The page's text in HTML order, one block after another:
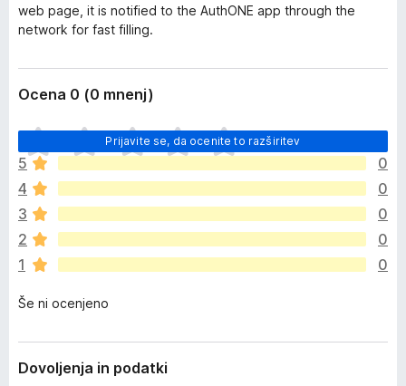
web page, it is notified to the AuthONE app through the
network for fast filling.
Ocena 0 (0 mnenj)
Prijavite se, da ocenite to razširitev
Š
e
n
i
o
c
e
n
e
o
5
0
4
0
3
0
2
0
1
0
Še ni ocenjeno
Dovoljenja in podatki